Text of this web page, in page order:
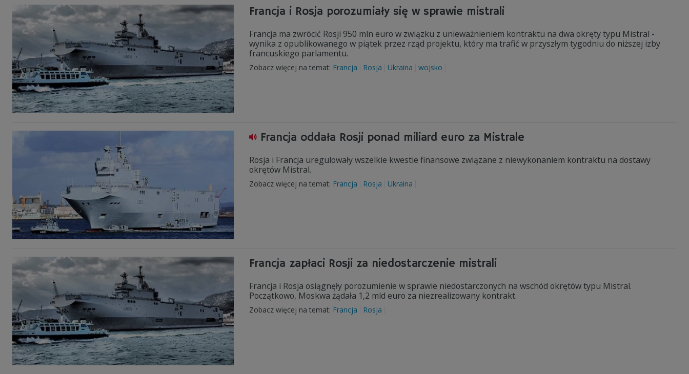
Francja i Rosja porozumiały się w sprawie mistrali
Francja ma zwrócić Rosji 950 mln euro w związku z unieważnieniem kontraktu na dwa okręty typu Mistral -
wynika z opublikowanego w piątek przez rząd projektu, który ma trafić w przyszłym tygodniu do niższej izby
francuskiego parlamentu.
Zobacz więcej na temat: Francja Rosja Ukraina wojsko
Francja oddała Rosji ponad miliard euro za Mistrale
Rosja i Francja uregulowały wszelkie kwestie finansowe związane z niewykonaniem kontraktu na dostawy
okrętów Mistral.
Zobacz więcej na temat: Francja Rosja Ukraina
Francja zapłaci Rosji za niedostarczenie mistrali
Francja i Rosja osiągnęły porozumienie w sprawie niedostarczonych na wschód okrętów typu Mistral.
Początkowo, Moskwa żądała 1,2 mld euro za niezrealizowany kontrakt.
Zobacz więcej na temat: Francja Rosja